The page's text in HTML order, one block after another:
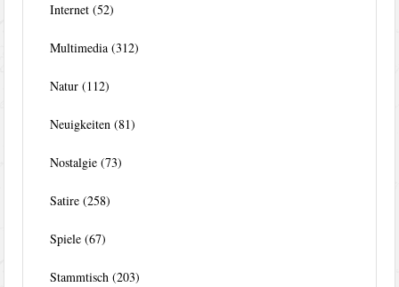
Internet (52)
Multimedia (312)
Natur (112)
Neuigkeiten (81)
Nostalgie (73)
Satire (258)
Spiele (67)
Stammtisch (203)